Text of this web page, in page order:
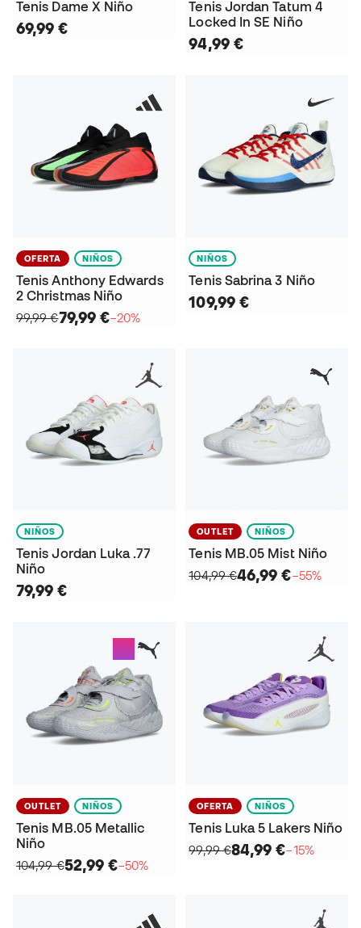
Tenis Dame X Niño
69,99 €
Tenis Jordan Tatum 4
Locked In SE Niño
94,99 €
OFERTA NIÑOS
Tenis Anthony Edwards
2 Christmas Niño
99,99 €79,99 €−20%
NIÑOS
Tenis Sabrina 3 Niño
109,99 €
NIÑOS
Tenis Jordan Luka .77
Niño
79,99 €
OUTLET NIÑOS
Tenis MB.05 Mist Niño
104,99 €46,99 €−55%
OUTLET NIÑOS
Tenis MB.05 Metallic
Niño
104,99 €52,99 €−50%
OFERTA NIÑOS
Tenis Luka 5 Lakers Niño
99,99 €84,99 €−15%